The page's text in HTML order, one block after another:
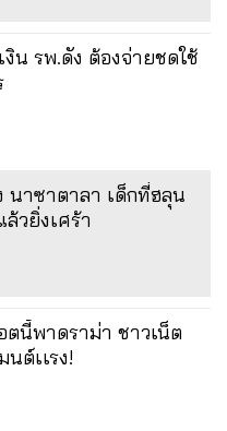
งิน รพ.ดัง ต้องจ่ายชดใช้
นาซาตาลา เด็กที่ฮลุน
ล้วยิ่งเศร้า
ตนี้พาดราม่า ชาวเน็ต
นต์เเรง!